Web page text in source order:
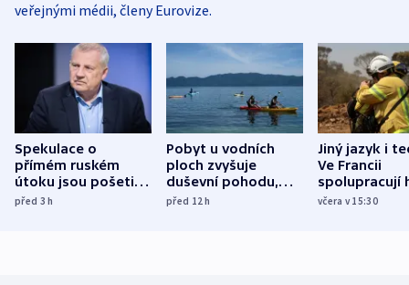
veřejnými médii, členy Eurovize.
Spekulace o
přímém ruském
útoku jsou pošetilé,
míní estonský
před 3h
Pobyt u vodních
ploch zvyšuje
duševní pohodu,
ukázala
před 12h
Jiný jazyk i
Ve Francii
spolupracují
různých zemí
včera v 15:30